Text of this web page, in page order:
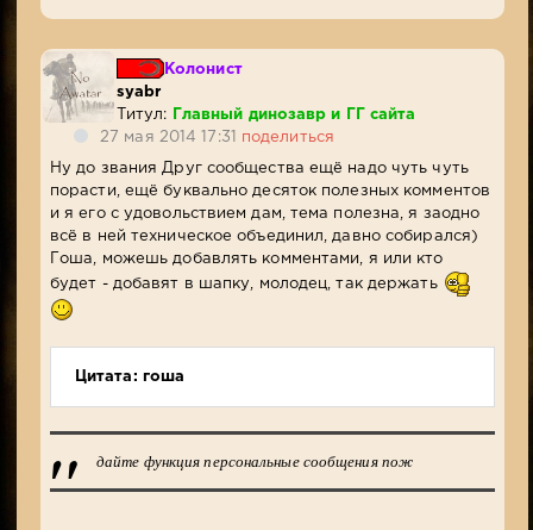
Колонист
syabr
Титул:
Главный динозавр и ГГ сайта
27 мая 2014 17:31 поделиться
Ну до звания Друг сообщества ещё надо чуть чуть
порасти, ещё буквально десяток полезных комментов
и я его с удовольствием дам, тема полезна, я заодно
всё в ней техническое объединил, давно собирался)
Гоша, можешь добавлять комментами, я или кто
будет - добавят в шапку, молодец, так держать
Цитата: гоша
дайте функция персональные сообщения пож